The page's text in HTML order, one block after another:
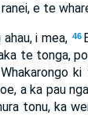
e te
i mea, 46
te tonga,
a ka pau
tonu, ka